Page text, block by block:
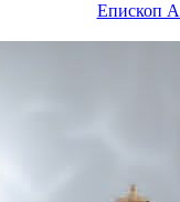
Епископ